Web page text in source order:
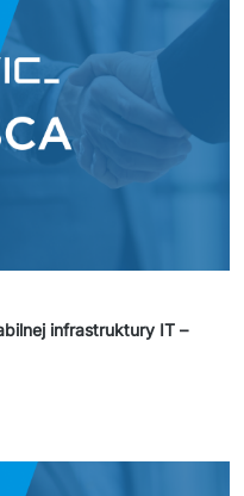
infrastruktury IT –